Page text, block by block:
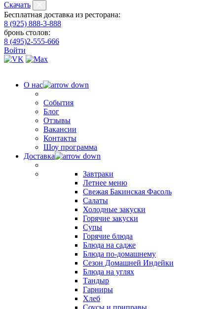
Скачать
Бесплатная доставка из ресторана:
8 (925) 888-3-888
бронь столов:
8 (495)2-555-666
Войти
О нас
События
Блог
Отзывы
Вакансии
Контакты
Шоу программа
Доставка
Завтраки
Летнее меню
Свежая Бакинская Фасоль
Салаты
Холодные закуски
Горячие закуски
Супы
Горячие блюда
Блюда на садже
Блюда по-домашнему
Сезон Домашней Индейки
Блюда на углях
Тандыр
Гарниры
Хлеб
Соусы и приправы